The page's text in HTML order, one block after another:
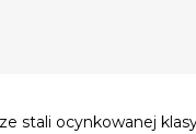
stali ocynkowanej